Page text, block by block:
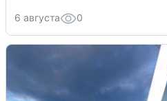
6 августа 0